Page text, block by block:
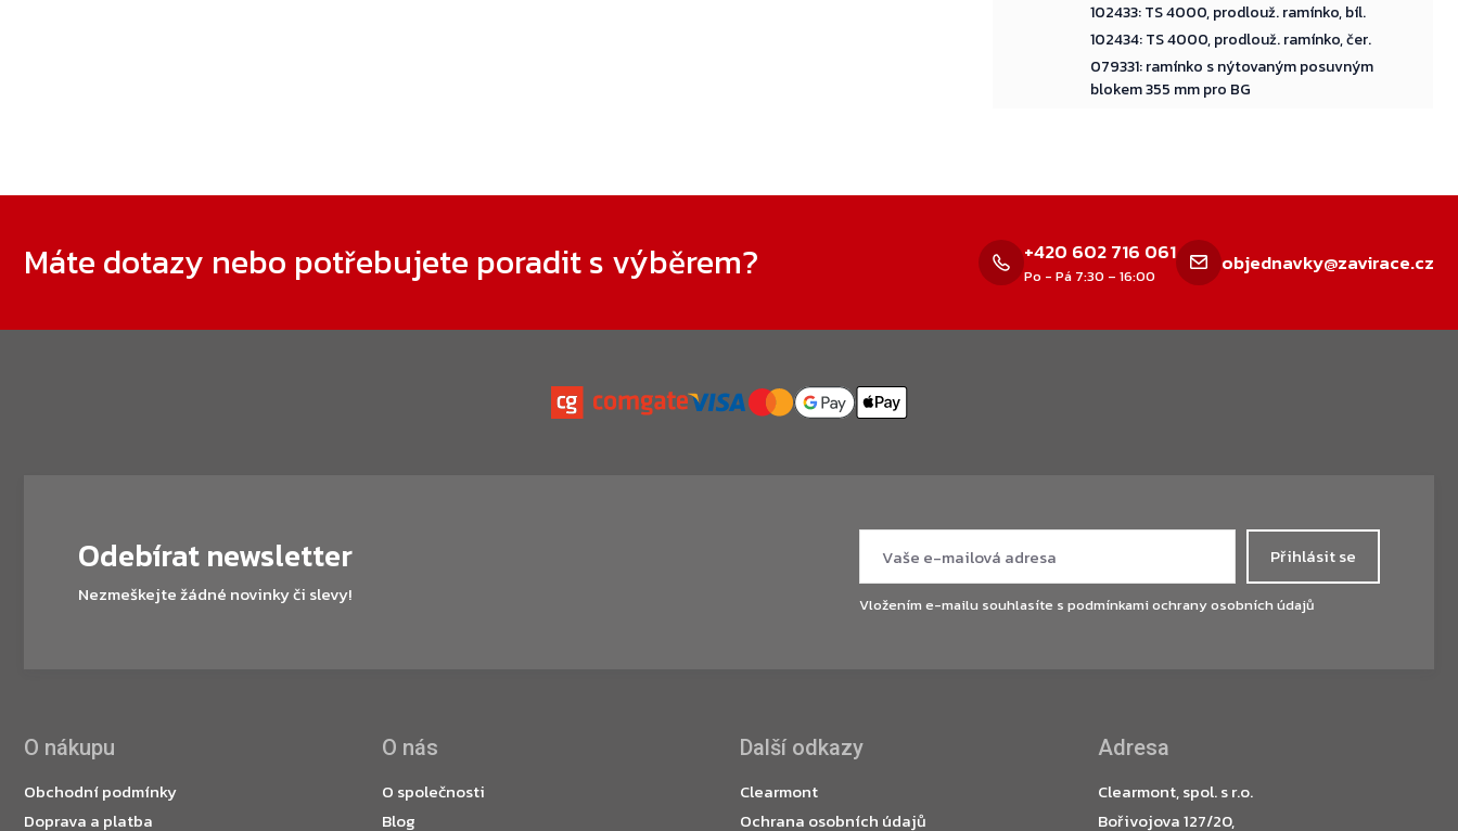
102433: TS 4000, prodlouž. ramínko, bíl.
102434: TS 4000, prodlouž. ramínko, čer.
079331: ramínko s nýtovaným posuvným
blokem 355 mm pro BG
Máte dotazy nebo potřebujete poradit s výběrem?
+420 602 716 061
Po - Pá 7:30 – 16:00 objednavky@zavirace.cz
Odebírat newsletter
Nezmeškejte žádné novinky či slevy!
Přihlásit se
Vložením e-mailu souhlasíte s podmínkami ochrany osobních údajů
O nákupu
Obchodní podmínky
Doprava a platba
O nás
O společnosti
Blog
Další odkazy
Clearmont
Ochrana osobních údajů
Adresa
Clearmont, spol. s r.o.
Bořivojova 127/20,